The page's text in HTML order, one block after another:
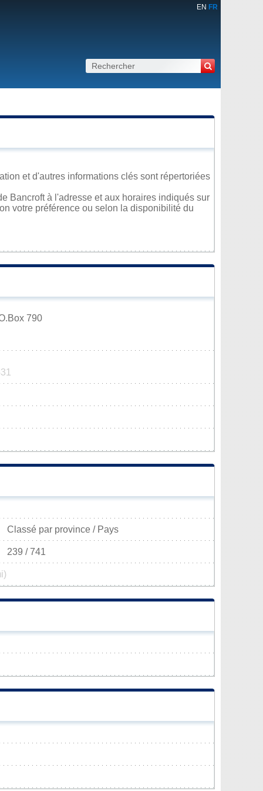
EN FR
et d'autres informations clés sont répertoriées
Bancroft à l'adresse et aux horaires indiqués sur
votre préférence ou selon la disponibilité du
790
Classé par province / Pays
239 / 741